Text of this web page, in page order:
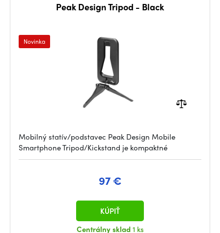
Peak Design Tripod - Black
Novinka
Mobilný statív/podstavec Peak Design Mobile
Smartphone Tripod/Kickstand je kompaktné
97 €
Centrálny sklad1 ks
KÚPIŤ